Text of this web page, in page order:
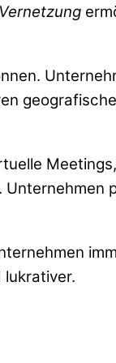
Vernetzung
lukrativer.